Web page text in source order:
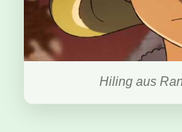
Hiling aus